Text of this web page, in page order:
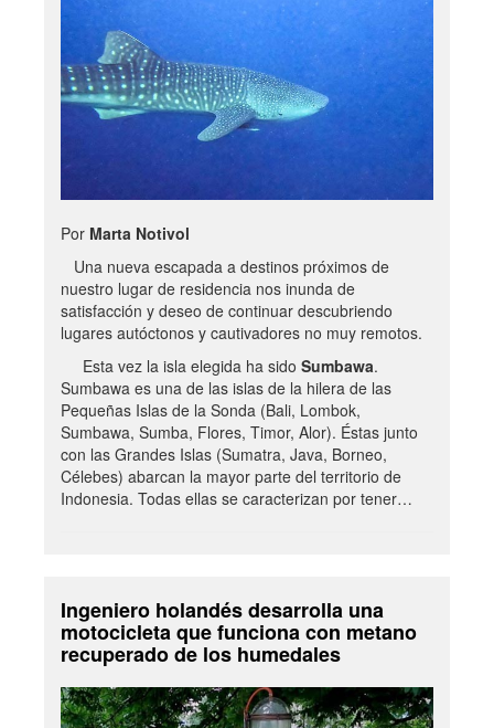
Por Marta Notivol
Una nueva escapada a destinos próximos de
nuestro lugar de residencia nos inunda de
satisfacción y deseo de continuar descubriendo
lugares autóctonos y cautivadores no muy remotos.
Esta vez la isla elegida ha sido Sumbawa.
Sumbawa es una de las islas de la hilera de las
Pequeñas Islas de la Sonda (Bali, Lombok,
Sumbawa, Sumba, Flores, Timor, Alor). Éstas junto
con las Grandes Islas (Sumatra, Java, Borneo,
Célebes) abarcan la mayor parte del territorio de
Indonesia. Todas ellas se caracterizan por tener…
Ingeniero holandés desarrolla una
motocicleta que funciona con metano
recuperado de los humedales